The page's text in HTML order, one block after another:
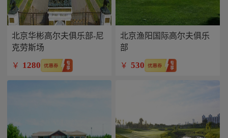
北京华彬高尔夫俱乐部-尼
克劳斯场
￥ 1280
北京渔阳国际高尔夫俱乐
部
￥ 530